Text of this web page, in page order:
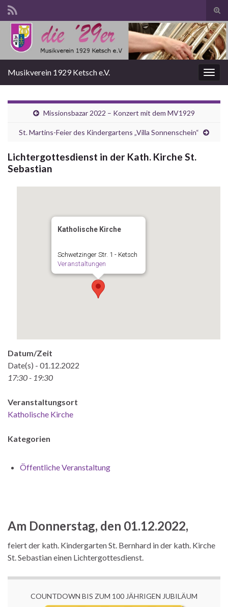
Search for:
Musikverein 1929 Ketsch e.V.
Missionsbazar 2022 – Konzert mit dem MV1929
St. Martins-Feier des Kindergartens „Villa Sonnenschein“
Lichtergottesdienst in der Kath. Kirche St.
Sebastian
Katholische Kirche
Schwetzinger Str. 1 - Ketsch
Veranstaltungen
Datum/Zeit
Date(s) - 01.12.2022
17:30 - 19:30
Veranstaltungsort
Katholische Kirche
Kategorien
Öffentliche Veranstaltung
Am Donnerstag, den 01.12.2022,
feiert der kath. Kindergarten St. Bernhard in der kath. Kirche
St. Sebastian einen Lichtergottesdienst.
COUNTDOWN BIS ZUM 100 JÄHRIGEN JUBILÄUM